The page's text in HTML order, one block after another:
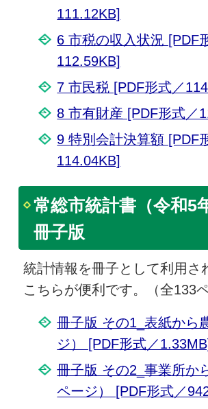
111.12KB]
6 市税の収入状況 [PDF
112.59KB]
7 市民税 [PDF形式／
8 市有財産 [PDF形式／
9 特別会計決算額 [PDF
114.04KB]
常総市統計書（令和5
冊子版
統計情報を冊子として利用さ
こちらが便利です。（全133ペ
冊子版 その1_表紙から
ジ） [PDF形式／
冊子版 その2_事業所か
ページ） [PDF形式／